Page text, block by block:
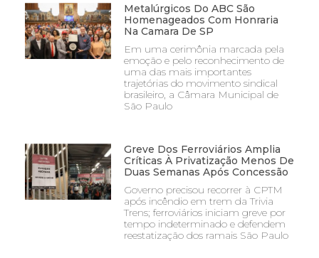
Metalúrgicos Do ABC São
Homenageados Com Honraria
Na Camara De SP
Em uma cerimônia marcada pela
emoção e pelo reconhecimento de
uma das mais importantes
trajetórias do movimento sindical
brasileiro, a Câmara Municipal de
São Paulo
Greve Dos Ferroviários Amplia
Críticas À Privatização Menos De
Duas Semanas Após Concessão
Governo precisou recorrer à CPTM
após incêndio em trem da Trivia
Trens; ferroviários iniciam greve por
tempo indeterminado e defendem
reestatização dos ramais São Paulo